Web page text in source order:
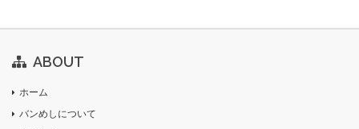
ABOUT
ホーム
バンめしについて